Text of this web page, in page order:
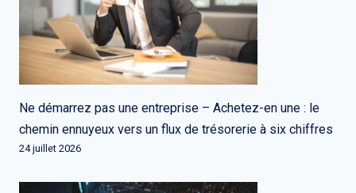
Ne démarrez pas une entreprise – Achetez-en une : le
chemin ennuyeux vers un flux de trésorerie à six chiffres
24 juillet 2026